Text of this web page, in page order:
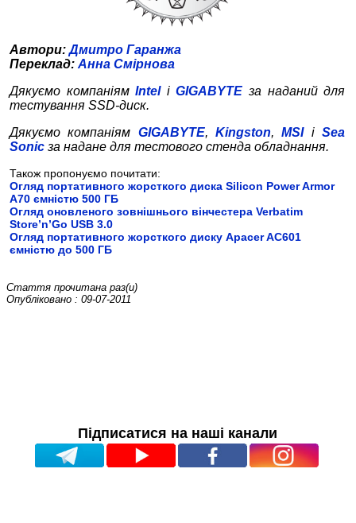
Автори:Дмитро Гаранжа
Переклад: Анна Смірнова
Дякуємо компаніямIntelіGIGABYTE за наданий для
тестування SSD-диск.
Дякуємо компаніям GIGABYTE,Kingston,MSIіSea
Sonic за надане для тестового стенда обладнання.
Також пропонуємо почитати:
Огляд портативного жорсткого диска Silicon Power Armor
A70 ємністю 500 ГБ
Огляд оновленого зовнішнього вінчестера Verbatim
Store’n’Go USB 3.0
Огляд портативного жорсткого диску Apacer AC601
ємністю до 500 ГБ
Стаття прочитана раз(и)
Опубліковано : 09-07-2011
Підписатися на наші канали